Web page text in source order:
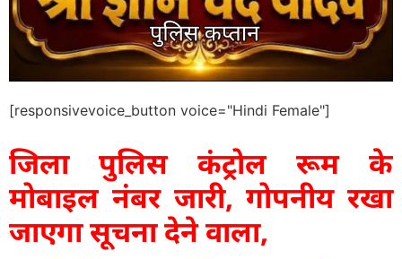
[responsivevoice_button voice="Hindi Female"]
जिला पुलिस कंट्रोल रूम के
मोबाइल नंबर जारी, गोपनीय रखा
जाएगा सूचना देने वाला,